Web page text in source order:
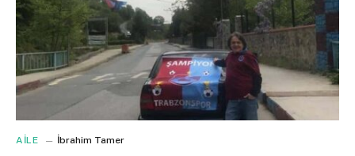
AİLE İbrahim Tamer